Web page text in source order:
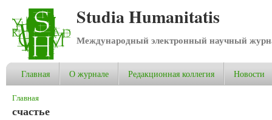
Studia Humanitatis
Международный электронный научный
Главная О журнале Редакционная коллегия Новости
Вы здесь
Главная
счастье